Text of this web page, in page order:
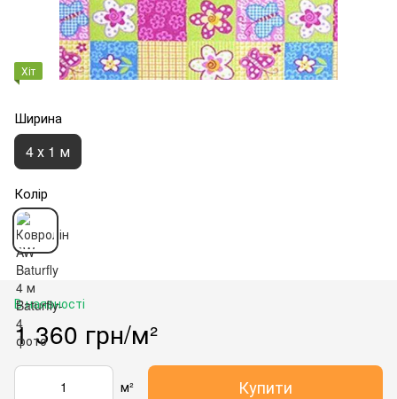
Хіт
Ширина
4 х 1 м
Колір
В наявності
1 360 грн/м²
м² Купити